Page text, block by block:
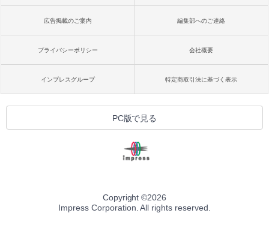
広告掲載のご案内 編集部へのご連絡
プライバシーポリシー 会社概要
インプレスグループ 特定商取引法に基づく表示
PC版で見る
Copyright ©2026
Impress Corporation. All rights reserved.